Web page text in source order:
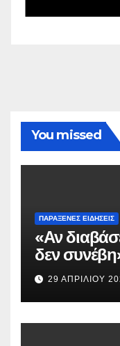
You missed
ΠΑΡΆΞΕΝΕΣ ΕΙΔΉΣΕΙΣ
«Αν
δεν
29 ΑΠΡΙΛΊΟΥ